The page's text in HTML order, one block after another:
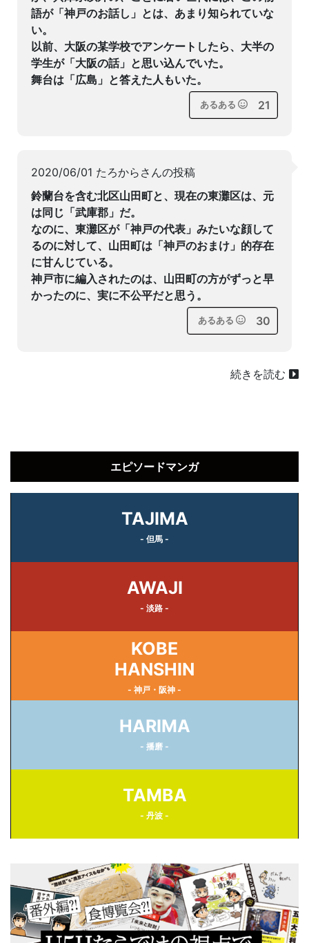
語が「神戸のお話し」とは、あまり知られていな
い。
以前、大阪の某学校でアンケートしたら、大半の
学生が「大阪の話」と思い込んでいた。
舞台は「広島」と答えた人もいた。
あるある 21
2020/06/01 たろからさんの投稿
鈴蘭台を含む北区山田町と、現在の東灘区は、元
は同じ「武庫郡」だ。
なのに、東灘区が「神戸の代表」みたいな顔して
るのに対して、山田町は「神戸のおまけ」的存在
に甘んじている。
神戸市に編入されたのは、山田町の方がずっと早
かったのに、実に不公平だと思う。
あるある 30
続きを読む
エピソードマンガ
TAJIMA
- 但馬 -
AWAJI
- 淡路 -
KOBE
HANSHIN
- 神戸・阪神 -
HARIMA
- 播磨 -
TAMBA
- 丹波 -